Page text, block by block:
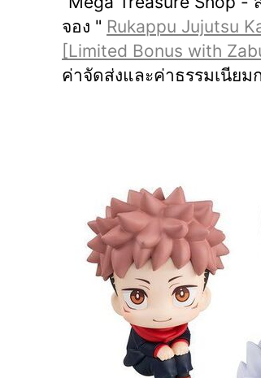
จอง " Rukappu Jujutsu
[Limited Bonus with
ค่าจัดส่งและค่าธรรมเนียม